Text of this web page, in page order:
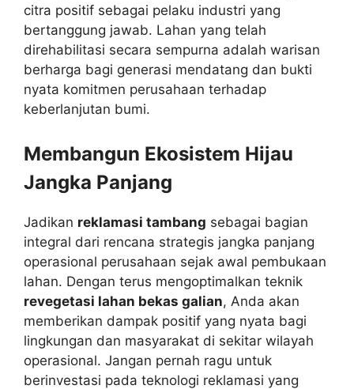
citra positif sebagai pelaku industri yang
bertanggung jawab. Lahan yang telah
direhabilitasi secara sempurna adalah warisan
berharga bagi generasi mendatang dan bukti
nyata komitmen perusahaan terhadap
keberlanjutan bumi.
Membangun Ekosistem Hijau
Jangka Panjang
Jadikan reklamasi tambang sebagai bagian
integral dari rencana strategis jangka panjang
operasional perusahaan sejak awal pembukaan
lahan. Dengan terus mengoptimalkan teknik
revegetasi lahan bekas galian, Anda akan
memberikan dampak positif yang nyata bagi
lingkungan dan masyarakat di sekitar wilayah
operasional. Jangan pernah ragu untuk
berinvestasi pada teknologi reklamasi yang